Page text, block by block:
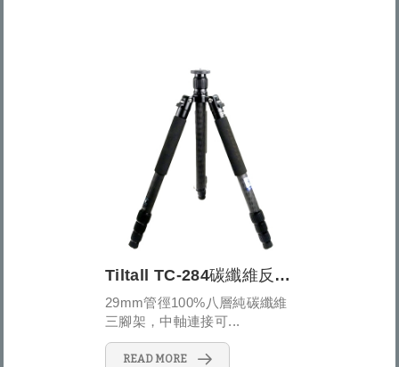
Tiltall TC-284碳纖維反折式四節三腳架
29mm管徑100%八層純碳纖維
三腳架，中軸連接可...
READ MORE